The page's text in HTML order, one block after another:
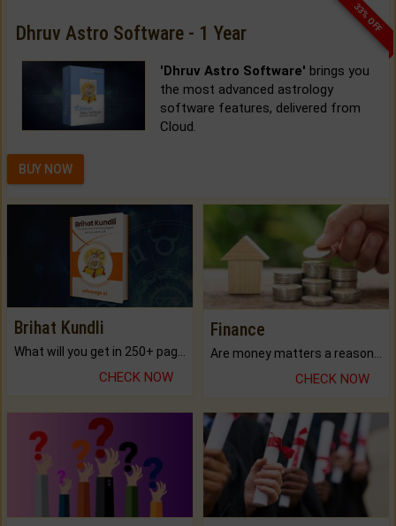
33% OFF
Dhruv Astro Software - 1 Year
'Dhruv Astro Software' brings you
the most advanced astrology
software features, delivered from
Cloud.
BUY NOW
Brihat Kundli
CHECK NOW
Finance
CHECK NOW